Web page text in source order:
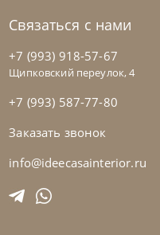
Sedit
Стол обеденный Elica
Связаться с нами
+7 (993) 918-57-67
Щипковский переулок, 4
+7 (993) 587-77-80
Заказать звонок
info@ideecasainterior.ru